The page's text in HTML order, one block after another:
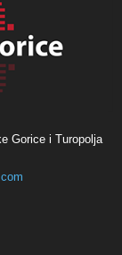
Gorice i Turopolja